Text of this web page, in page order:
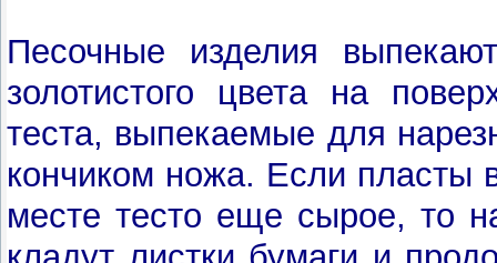
Песочные изделия
золотистого цвета на
теста, выпекаемые для
кончиком ножа. Если пласты
месте тесто еще сырое, то